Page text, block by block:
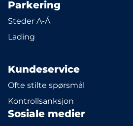
Parkering
Steder A-Å
Lading
Kundeservice
Ofte stilte spørsmål
Kontrollsanksjon
Sosiale medier